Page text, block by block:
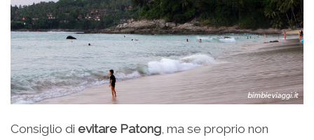
Consiglio di evitare Patong , ma se proprio non